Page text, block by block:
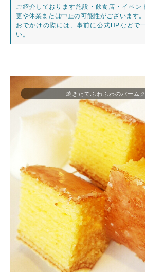
ご紹介しております施設・飲食店・イベン
更や休業または中止の可能性がございます。
おでかけの際には、事前に公式HPなどで
い。
焼きたてふわふわのバーム